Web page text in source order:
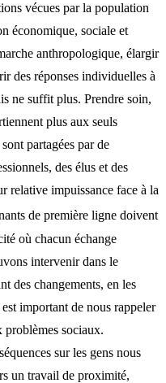
vécues par la population
économique, sociale et
anthropologique, élargir
des réponses individuelles à
ne suffit plus. Prendre soin,
plus aux seuls
partagées par de
des élus et des
relative impuissance face à la
de première ligne doivent
où chacun échange
intervenir dans le
des changements, en les
important de nous rappeler
problèmes sociaux.
sur les gens nous
un travail de proximité,